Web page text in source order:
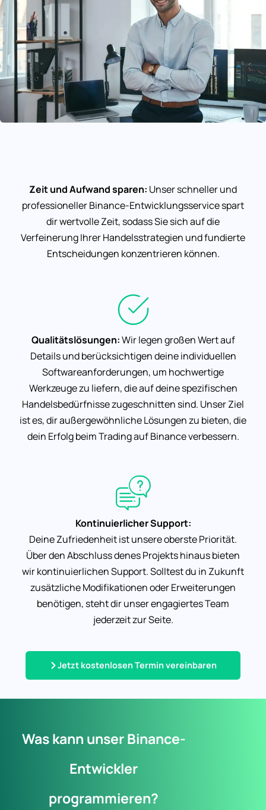
Zeit und Aufwand sparen: Unser schneller und
professioneller Binance-Entwicklungsservice spart
dir wertvolle Zeit, sodass Sie sich auf die
Verfeinerung Ihrer Handelsstrategien und fundierte
Entscheidungen konzentrieren können.
Qualitätslösungen:Wir legen großen Wert auf
Details und berücksichtigen deine individuellen
Softwareanforderungen, um hochwertige
Werkzeuge zu liefern, die auf deine spezifischen
Handelsbedürfnisse zugeschnitten sind. Unser Ziel
ist es, dir außergewöhnliche Lösungen zu bieten, die
dein Erfolg beim Trading auf Binance verbessern.
Kontinuierlicher Support:
Deine Zufriedenheit ist unsere oberste Priorität.
Über den Abschluss denes Projekts hinaus bieten
wir kontinuierlichen Support. Solltest du in Zukunft
zusätzliche Modifikationen oder Erweiterungen
benötigen, steht dir unser engagiertes Team
jederzeit zur Seite.
Jetzt kostenlosen Termin vereinbaren
Was kann unser Binance-
Entwickler
programmieren?